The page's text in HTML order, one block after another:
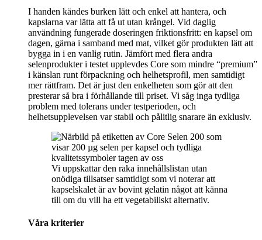
I handen kändes burken lätt och enkel att hantera, och
kapslarna var lätta att få ut utan krångel. Vid daglig
användning fungerade doseringen friktionsfritt: en kapsel om
dagen, gärna i samband med mat, vilket gör produkten lätt att
bygga in i en vanlig rutin. Jämfört med flera andra
selenprodukter i testet upplevdes Core som mindre “premium”
i känslan runt förpackning och helhetsprofil, men samtidigt
mer rättfram. Det är just den enkelheten som gör att den
presterar så bra i förhållande till priset. Vi såg inga tydliga
problem med tolerans under testperioden, och
helhetsupplevelsen var stabil och pålitlig snarare än exklusiv.
Vi uppskattar den raka innehållslistan utan
onödiga tillsatser samtidigt som vi noterar att
kapselskalet är av bovint gelatin något att känna
till om du vill ha ett vegetabiliskt alternativ.
Våra kriterier